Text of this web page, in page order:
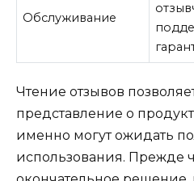
Обслуживание
Чтение отзывов
представление о
именно могут ожидать
использования. Прежде